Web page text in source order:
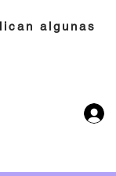
algunas